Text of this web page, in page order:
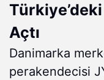
Türkiye’deki
Açtı
Danimarka
perakendecisi